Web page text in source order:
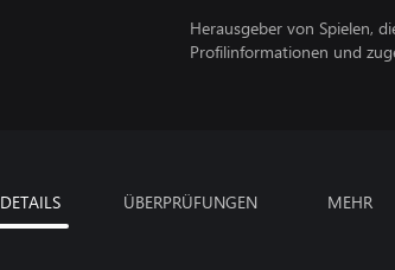
Herausgeber von Spielen,
Profilinformationen und
DETAILS ÜBERPRÜFUNGEN MEHR